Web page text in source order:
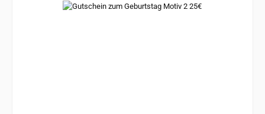
Bildergalerie überspringen